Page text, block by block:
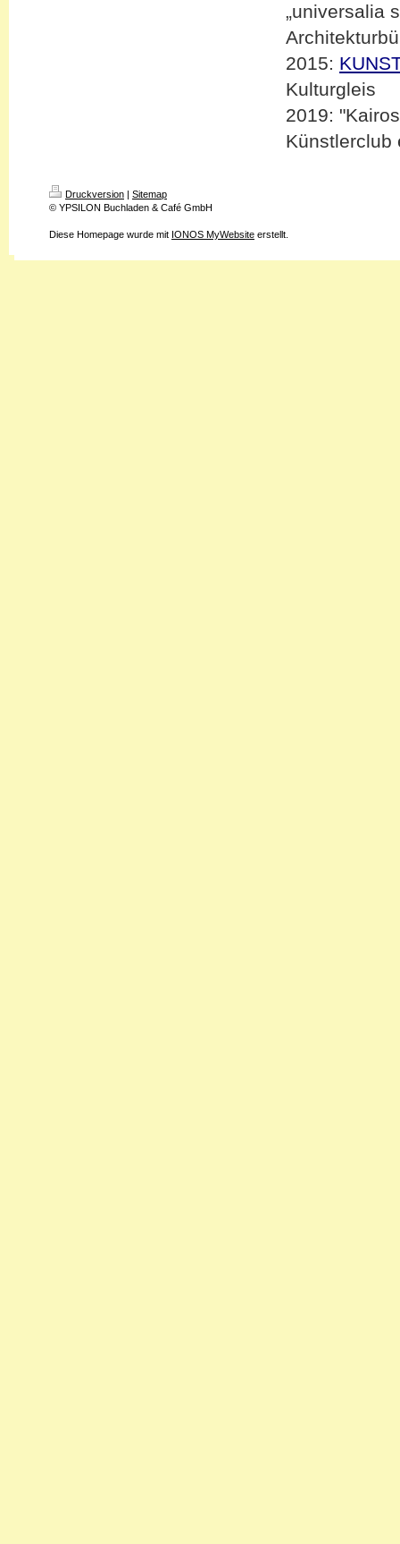
„universalia
2015:
Kulturgleis
2019:
Künstlerclub
Druckversion | Sitemap
© YPSILON Buchladen & Café GmbH
Diese Homepage wurde mit IONOS MyWebsite erstellt.